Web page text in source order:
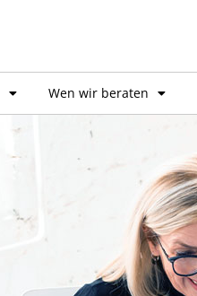
Wen wir beraten